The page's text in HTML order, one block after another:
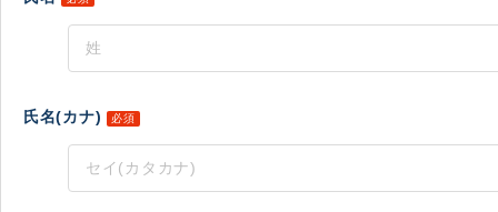
氏名(カナ) 必須